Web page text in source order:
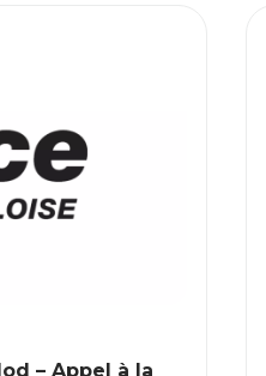
– Appel à la